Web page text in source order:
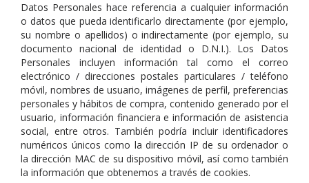
Datos Personales hace referencia a cualquier información
o datos que pueda identificarlo directamente (por ejemplo,
su nombre o apellidos) o indirectamente (por ejemplo, su
documento nacional de identidad o D.N.I.). Los Datos
Personales incluyen información tal como el correo
electrónico / direcciones postales particulares / teléfono
móvil, nombres de usuario, imágenes de perfil, preferencias
personales y hábitos de compra, contenido generado por el
usuario, información financiera e información de asistencia
social, entre otros. También podría incluir identificadores
numéricos únicos como la dirección IP de su ordenador o
la dirección MAC de su dispositivo móvil, así como también
la información que obtenemos a través de cookies.